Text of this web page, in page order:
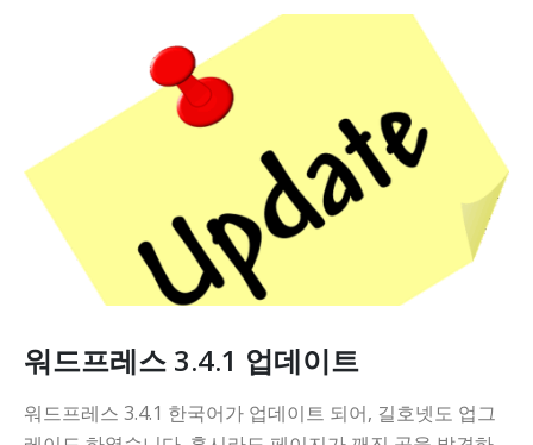
워드프레스 3.4.1 업데이트
워드프레스 3.4.1 한국어가 업데이트 되어, 길호넷도 업그